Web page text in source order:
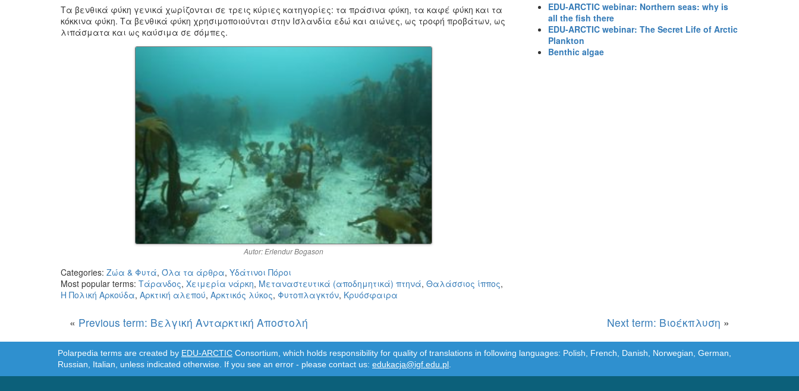
Τα βενθικά φύκη γενικά χωρίζονται σε τρεις κύριες κατηγορίες: τα πράσινα φύκη, τα καφέ φύκη και τα
κόκκινα φύκη. Τα βενθικά φύκη χρησιμοποιούνται στην Ισλανδία εδώ και αιώνες, ως τροφή προβάτων, ως
λιπάσματα και ως καύσιμα σε σόμπες.
Autor: Erlendur Bogason
Categories: Ζώα & Φυτά, Όλα τα άρθρα, Υδάτινοι Πόροι
Most popular terms: Τάρανδος, Χειμερία νάρκη, Μεταναστευτικά (αποδημητικά) πτηνά, Θαλάσσιος ίππος,
H Πολική Αρκούδα, Αρκτική αλεπού, Αρκτικός λύκος, Φυτοπλαγκτόν, Κρυόσφαιρα
EDU-ARCTIC webinar: Northern seas: why is
all the fish there
EDU-ARCTIC webinar: The Secret Life of Arctic
Plankton
Benthic algae
« Previous term: Βελγική Ανταρκτική Αποστολή Next term: Βιοέκπλυση »
Polarpedia terms are created by EDU-ARCTIC Consortium, which holds responsibility for quality of translations in following languages: Polish, French, Danish, Norwegian, German,
Russian, Italian, unless indicated otherwise. If you see an error - please contact us: edukacja@igf.edu.pl